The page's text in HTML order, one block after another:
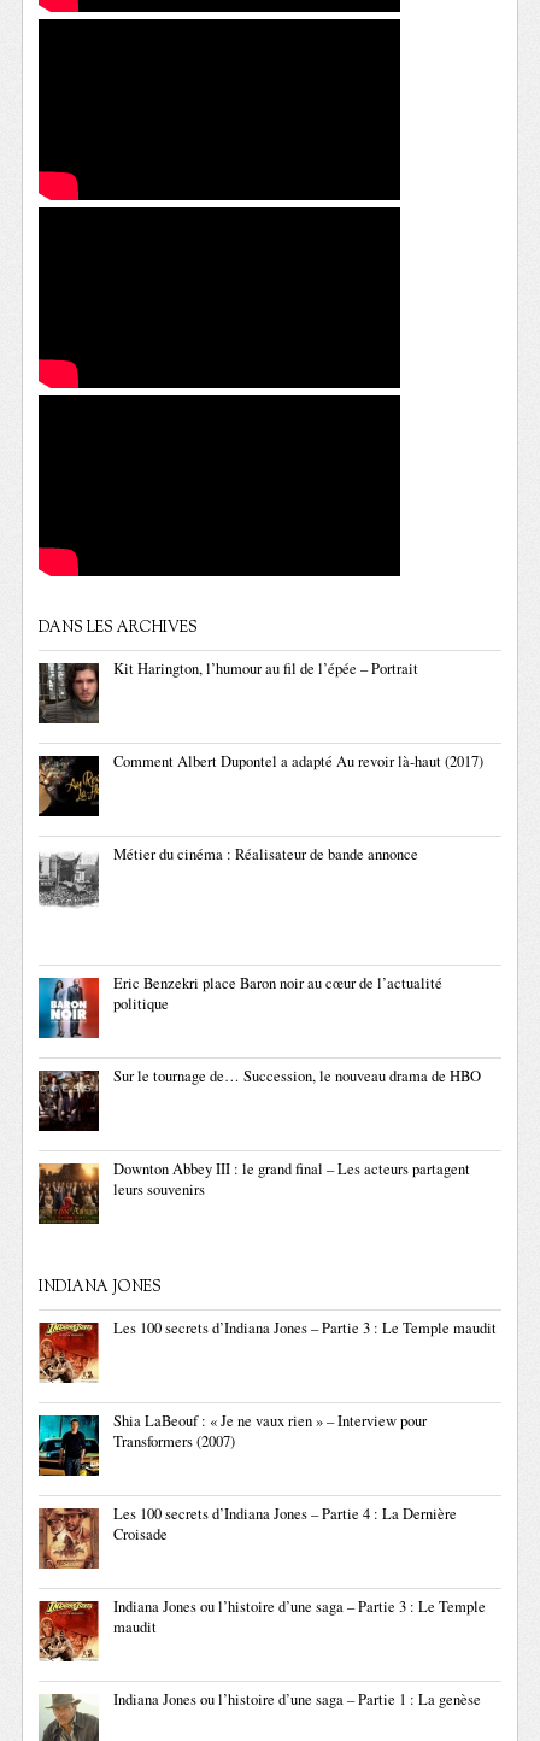
DANS LES ARCHIVES
Kit Harington, l’humour au fil de l’épée – Portrait
Comment Albert Dupontel a adapté Au revoir là-haut (2017)
Métier du cinéma : Réalisateur de bande annonce
Eric Benzekri place Baron noir au cœur de l’actualité
politique
Sur le tournage de… Succession, le nouveau drama de HBO
Downton Abbey III : le grand final – Les acteurs partagent
leurs souvenirs
INDIANA JONES
Les 100 secrets d’Indiana Jones – Partie 3 : Le Temple maudit
Shia LaBeouf : « Je ne vaux rien » – Interview pour
Transformers (2007)
Les 100 secrets d’Indiana Jones – Partie 4 : La Dernière
Croisade
Indiana Jones ou l’histoire d’une saga – Partie 3 : Le Temple
maudit
Indiana Jones ou l’histoire d’une saga – Partie 1 : La genèse